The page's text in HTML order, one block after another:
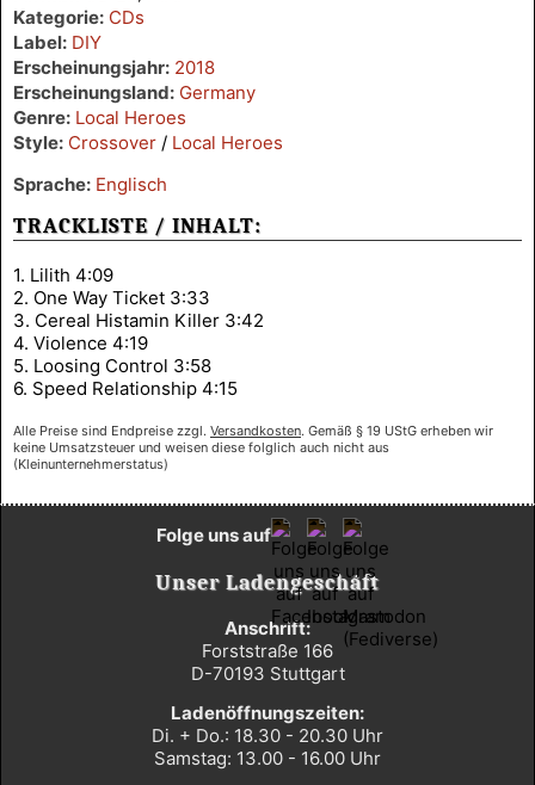
Kategorie: CDs
Label: DIY
Erscheinungsjahr: 2018
Erscheinungsland: Germany
Genre: Local Heroes
Style: Crossover / Local Heroes
Sprache: Englisch
TRACKLISTE / INHALT:
1. Lilith 4:09
2. One Way Ticket 3:33
3. Cereal Histamin Killer 3:42
4. Violence 4:19
5. Loosing Control 3:58
6. Speed Relationship 4:15
Alle Preise sind Endpreise zzgl. Versandkosten. Gemäß § 19 UStG erheben wir
keine Umsatzsteuer und weisen diese folglich auch nicht aus
(Kleinunternehmerstatus)
Unser Ladengeschäft
Anschrift:
Forststraße 166
D-70193 Stuttgart
Ladenöffnungszeiten:
Di. + Do.: 18.30 - 20.30 Uhr
Samstag: 13.00 - 16.00 Uhr
Folge uns auf